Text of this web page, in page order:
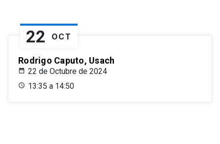
22 OCT
Rodrigo Caputo, Usach
22 de Octubre de 2024
13:35 a 14:50